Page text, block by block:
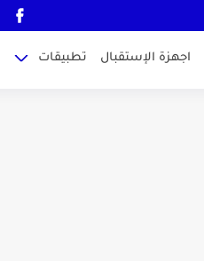
اجهزة الإستقبال تطبيقات